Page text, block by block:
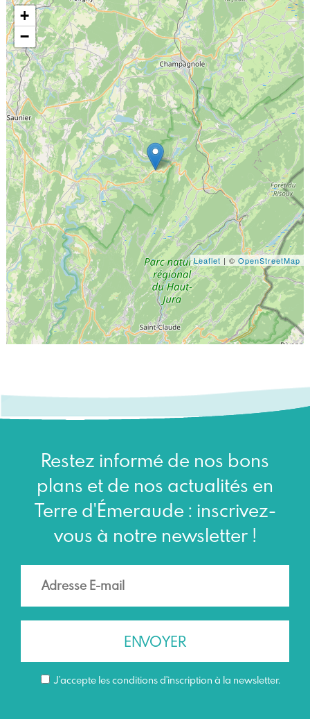
+
−
Leaflet | ©OpenStreetMap
Restez informé de nos bons
plans et de nos actualités en
Terre d'Émeraude : inscrivez-
vous à notre newsletter !
J’accepte les conditions d'inscription à la newsletter.